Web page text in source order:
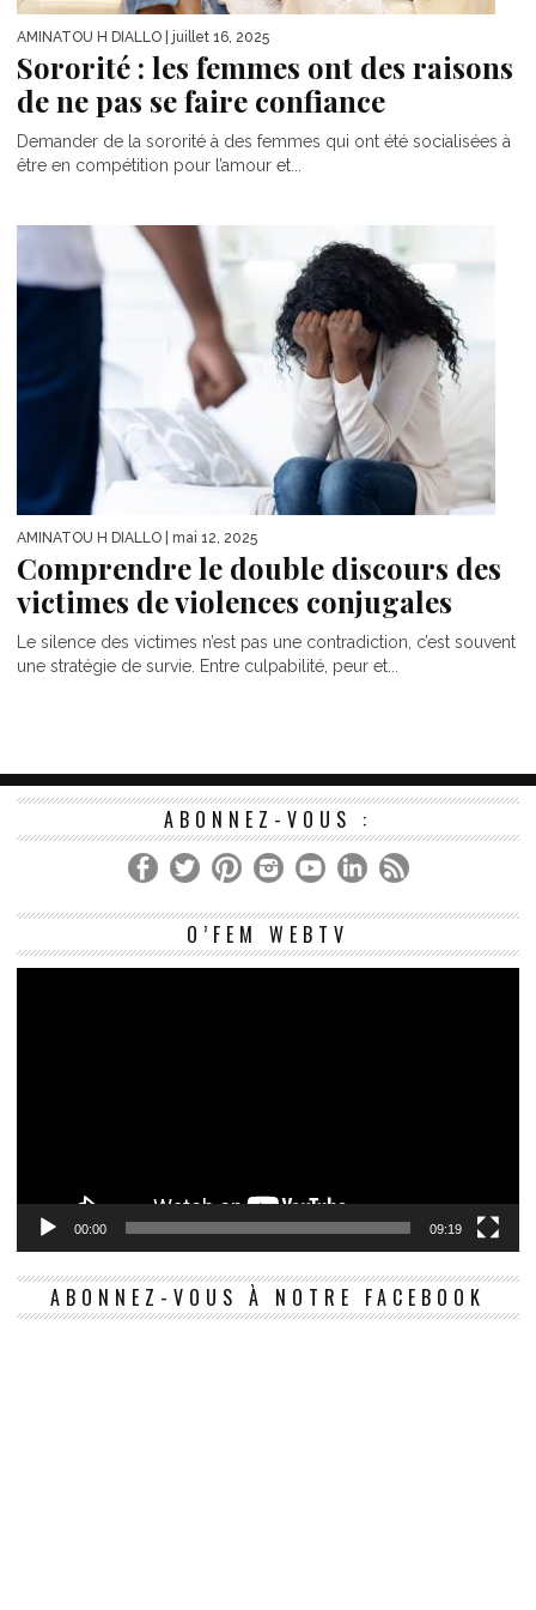
AMINATOU H DIALLO | juillet 16, 2025
Sororité : les femmes ont des raisons
de ne pas se faire confiance
Demander de la sororité à des femmes qui ont été socialisées à
être en compétition pour l’amour et...
AMINATOU H DIALLO | mai 12, 2025
Comprendre le double discours des
victimes de violences conjugales
Le silence des victimes n’est pas une contradiction, c’est souvent
une stratégie de survie. Entre culpabilité, peur et...
ABONNEZ-VOUS :
O’FEM WEBTV
00:00 09:19
ABONNEZ-VOUS À NOTRE FACEBOOK